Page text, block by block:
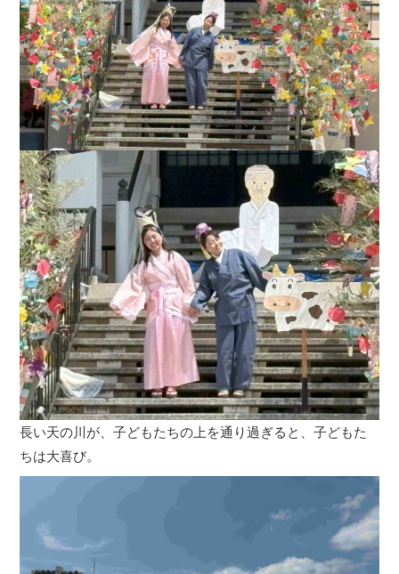
長い天の川が、子どもたちの上を通り過ぎると、子どもた
ちは大喜び。